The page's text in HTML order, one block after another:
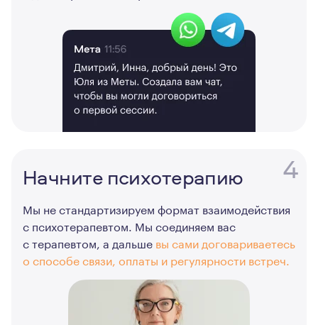
4
Начните психотерапию
Мы не стандартизируем формат взаимодействия
с психотерапевтом. Мы соединяем вас
с терапевтом, а дальше вы сами договариваетесь
о способе связи, оплаты и регулярности встреч.